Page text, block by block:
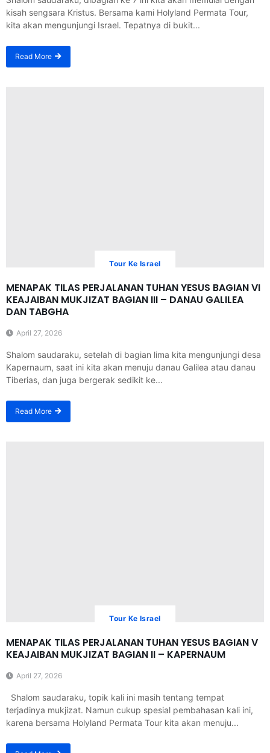
kisah sengsara Kristus. Bersama kami Holyland Permata Tour,
kita akan mengunjungi Israel. Tepatnya di bukit...
Read More
Tour Ke Israel
MENAPAK TILAS PERJALANAN TUHAN YESUS BAGIAN VI
KEAJAIBAN MUKJIZAT BAGIAN III – DANAU GALILEA
DAN TABGHA
April 27, 2026
Shalom saudaraku, setelah di bagian lima kita mengunjungi desa
Kapernaum, saat ini kita akan menuju danau Galilea atau danau
Tiberias, dan juga bergerak sedikit ke...
Read More
Tour Ke Israel
MENAPAK TILAS PERJALANAN TUHAN YESUS BAGIAN V
KEAJAIBAN MUKJIZAT BAGIAN II – KAPERNAUM
April 27, 2026
Shalom saudaraku, topik kali ini masih tentang tempat
terjadinya mukjizat. Namun cukup spesial pembahasan kali ini,
karena bersama Holyland Permata Tour kita akan menuju...